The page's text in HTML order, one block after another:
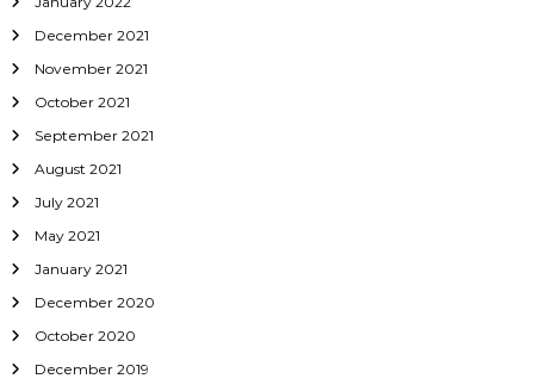
December 2021
November 2021
October 2021
September 2021
August 2021
July 2021
May 2021
January 2021
December 2020
October 2020
December 2019